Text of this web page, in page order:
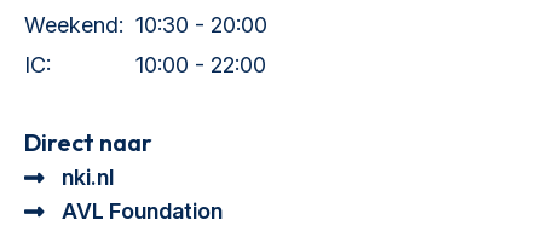
Weekend: 10:30 - 20:00
IC:
10:00 - 22:00
Direct naar
nki.nl
AVL Foundation